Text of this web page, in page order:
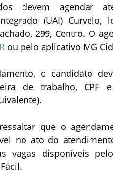
devem agendar
(UAI) Curvelo,
299, Centro. O
ou pelo aplicativo MG
o candidato
de trabalho, CPF
que o
no ato do
vagas disponíveis